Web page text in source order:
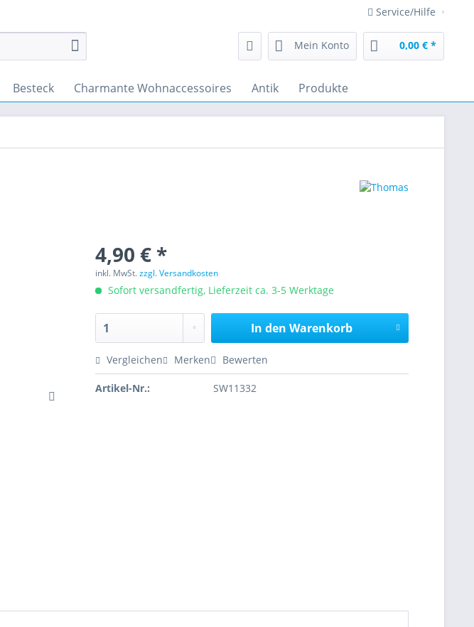
Service/Hilfe
Mein Konto 0,00 € *
Besteck Charmante Wohnaccessoires Antik Produkte
4,90 € *
inkl. MwSt.zzgl. Versandkosten
Sofort versandfertig, Lieferzeit ca. 3-5 Werktage
In den Warenkorb
Vergleichen Merken Bewerten
Artikel-Nr.: SW11332